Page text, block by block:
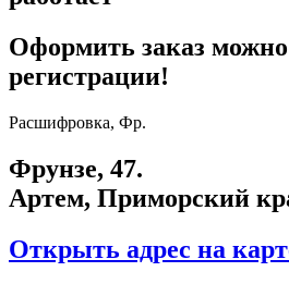
Оформить заказ можно
регистрации!
Расшифровка, Фр.
Фрунзе, 47.
Артем, Приморский
Открыть адрес на